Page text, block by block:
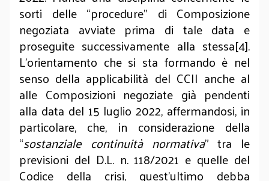
sorti delle “procedure” di Composizione
negoziata avviate prima di tale data e
proseguite successivamente alla stessa[4].
L’orientamento che si sta formando è nel
senso della applicabilità del CCII anche al
alle Composizioni negoziate già pendenti
alla data del 15 luglio 2022, affermandosi, in
particolare, che, in considerazione della
“sostanziale continuità normativa” tra le
previsioni del D.L. n. 118/2021 e quelle del
Codice della crisi, quest’ultimo debba